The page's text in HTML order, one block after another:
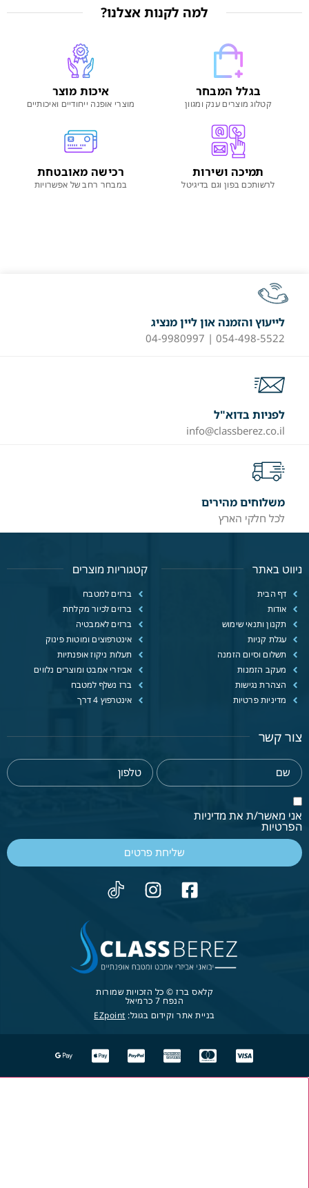
למה לקנות אצלנו?
בגלל המבחר
קטלוג מוצרים ענק ומגוון
איכות מוצר
מוצרי אופנה ייחודיים ואיכותיים
תמיכה ושירות
לרשותכם בפון וגם בדיגיטל
רכישה מאובטחת
במבחר רחב של אפשרויות
לייעוץ והזמנה און ליין מנציג
054-498-5522 | 04-9980997
לפניות בדוא"ל
info@classberez.co.il
משלוחים מהירים
לכל חלקי הארץ
ניווט באתר
דף הבית
אודות
תקנון ותנאי שימוש
עגלת קניות
תשלום וסיום הזמנה
מעקב הזמנות
הצהרת נגישות
מדיניות פרטיות
קטגוריות מוצרים
ברזים למטבח
ברזים לכיור מקלחת
ברזים לאמבטיה
אינטרפוצים ומוטות פינוק
תעלות ניקוז אופנתיות
אביזרי אמבט ומוצרים נלווים
ברז נשלף למטבח
אינטרפוץ 4 דרך
צור קשר
אני מאשר/ת את מדיניות
הפרטיות
שליחת פרטים
קלאס ברז © כל הזכויות שמורות
הנפח 7 כרמיאל
בניית אתר וקידום בגוגל: EZpoint